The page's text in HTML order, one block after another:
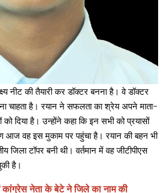
नीट की तैयारी कर डॉक्टर बनना है। वे डॉक्टर
चाहता है। रयान ने सफलता का श्रेय अपने माता-
को दिया है। उन्होंने कहा कि इन सभी को प्रयासों
आज वह इस मुकाम पर पहुंचा है। रयान की बहन भी
जिला टॉपर बनी थी। वर्तमान में वह जीटीपीएस
है।
कांग्रेस नेता के बेटे ने जिले का नाम की